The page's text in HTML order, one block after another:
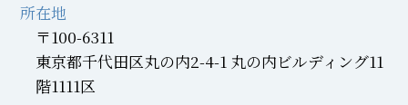
所在地
〒100-6311
東京都千代田区丸の内2-4-1 丸の内ビルディング11
階1111区